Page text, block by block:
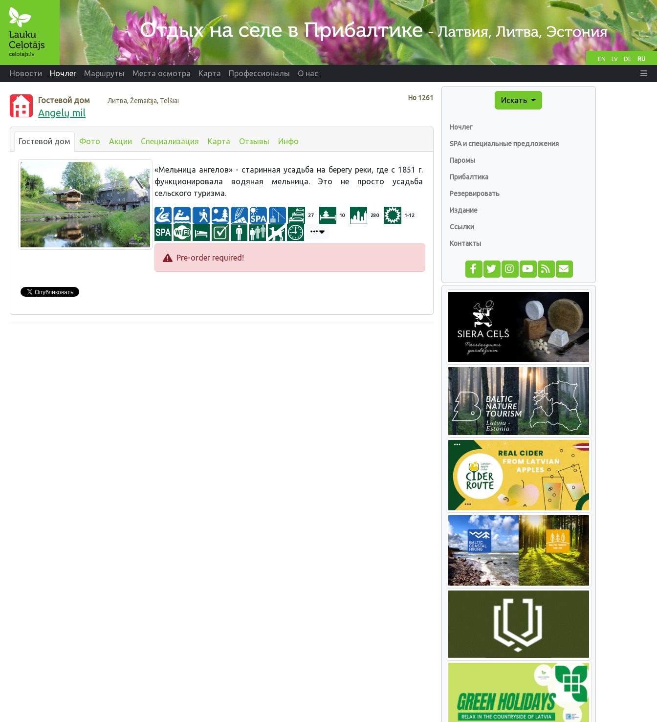
EN LV DE RU
Новости Ночлег Маршруты Места осмотра Карта Профессионалы О нас
Нo 1261
Гостевой дом Литва, Žemaitija, Telšiai
Angelų mil
Гостевой дом Фото Акции Специализация Карта Отзывы Инфо
«Мельница ангелов» - старинная усадьба на берегу реки, где с 1851 г.
функционировала водяная мельница. Это не просто усадьба
сельского туризма.
27 10 280 1-12
Pre-order required!
Искать
Ночлег
SPA и специальные предложения
Паромы
Прибалтика
Резервировать
Издание
Ссылки
Контакты